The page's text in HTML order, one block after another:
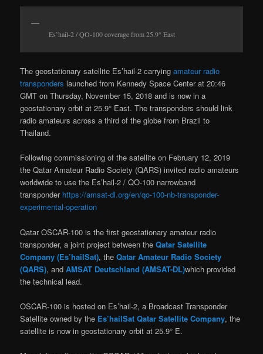
Es’hail-2 / QO-100 coverage from 25.9° East
The geostationary satellite Es’hail-2 carryingamateur radio
transponders launched from Kennedy Space Center at 20:46
GMT on Thursday, November 15, 2018 and is now in a
geostationary orbit at 25.9° East. The transponders should link
radio amateurs across a third of the globe from Brazil to
Thailand.
Following commissioning of the satellite on February 12, 2019
the Qatar Amateur Radio Society (QARS) invited radio amateurs
worldwide to use the Es’hail-2 / QO-100 narrowband
transponder https://amsat-dl.org/en/qo-100-nb-transponder-
experimental-operation
Qatar OSCAR-100 is the first geostationary amateur radio
transponder, a joint project between theQatar Satellite
Company (Es’hailSat), theQatar Amateur Radio Society
(QARS), andAMSAT Deutschland (AMSAT-DL)which provided
the technical lead.
OSCAR-100 is hosted on Es’hail-2, a Broadcast Transponder
Satellite owned by the Es’hailSat Qatar Satellite Company, the
satellite is now in geostationary orbit at 25.9° E.